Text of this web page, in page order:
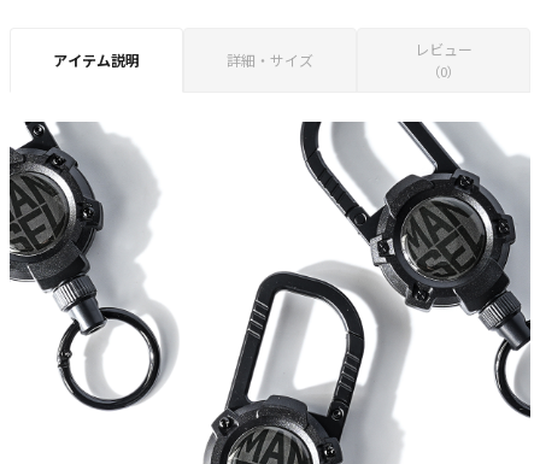
アイテム説明 詳細・サイズ
レビュー
（0）